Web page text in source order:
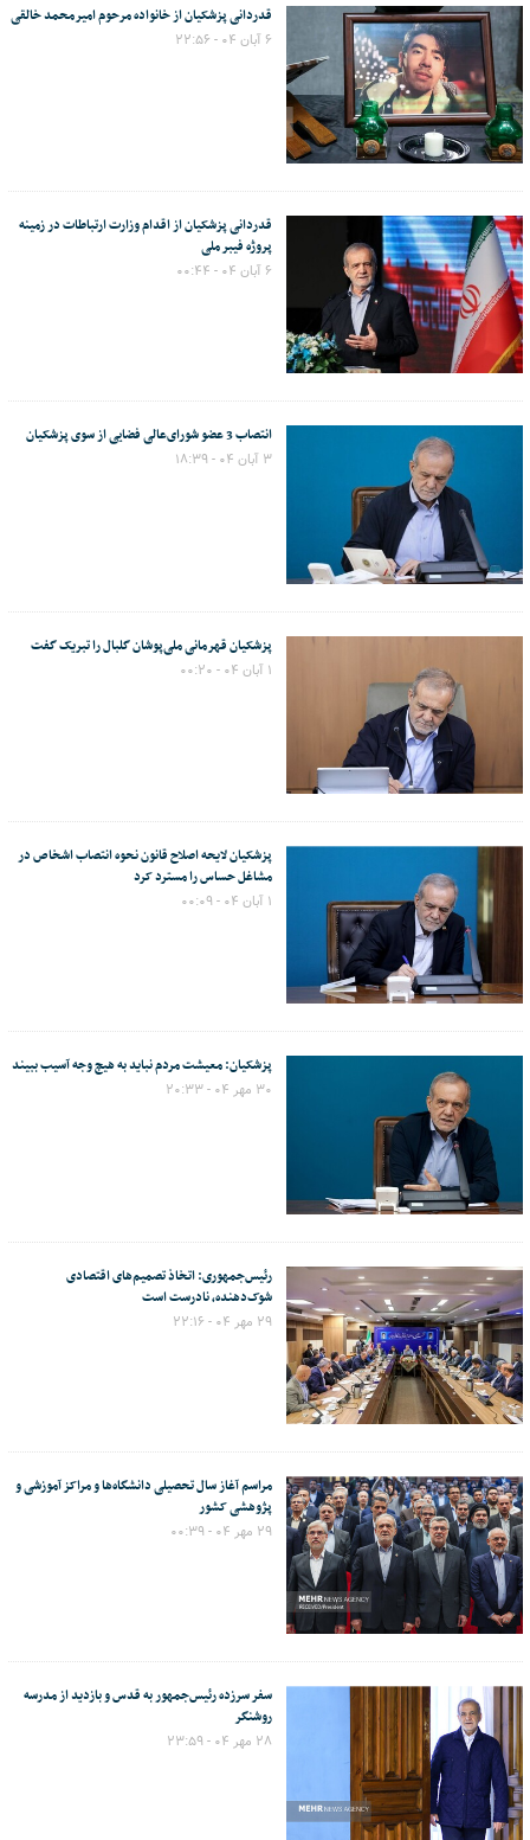
قدردانی پزشکیان از خانواده مرحوم امیرمحمد خالقی
۶ آبان ۰۴ - ۲۲:۵۶
قدردانی پزشکیان از اقدام وزارت ارتباطات در زمینه
پروژه فیبر ملی
۶ آبان ۰۴ - ۰۰:۴۴
انتصاب 3 عضو شورای‌عالی فضایی از سوی پزشکیان
۳ آبان ۰۴ - ۱۸:۳۹
پزشکیان قهرمانی ملی‌پوشان گلبال را تبریک گفت
۱ آبان ۰۴ - ۰۰:۲۰
پزشکیان لایحه اصلاح قانون نحوه انتصاب اشخاص در
مشاغل حساس را مسترد کرد
۱ آبان ۰۴ - ۰۰:۰۹
پزشکیان: معیشت مردم نباید به هیچ وجه آسیب ببیند
۳۰ مهر ۰۴ - ۲۰:۳۳
رئیس‌جمهوری: اتخاذ تصمیم‌های اقتصادی
شوک‌دهنده، نادرست است
۲۹ مهر ۰۴ - ۲۲:۱۶
مراسم آغاز سال تحصیلی دانشگاه‌ها و مراکز آموزشی و
پژوهشی کشور
۲۹ مهر ۰۴ - ۰۰:۳۹
سفر سرزده رئیس‌جمهور به قدس و بازدید از مدرسه
روشنگر
۲۸ مهر ۰۴ - ۲۳:۵۹